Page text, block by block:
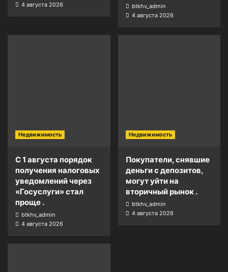
4 августа 2026
btkhv_admin
4 августа 2026
Недвижимость
С 1 августа порядок
получения налоговых
уведомлений через
«Госуслуги» стал
проще .
btkhv_admin
4 августа 2026
Недвижимость
Покупатели, снявшие
деньги с депозитов,
могут уйти на
вторичный рынок .
btkhv_admin
4 августа 2026